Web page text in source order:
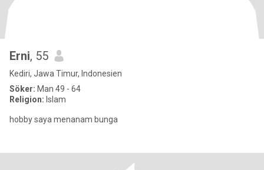
Erni, 55
Kediri, Jawa Timur, Indonesien
Söker: Man 49 - 64
Religion: Islam
hobby saya menanam bunga